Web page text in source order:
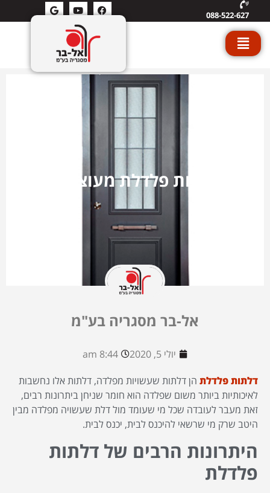
088-522-627
דלתות פלדלת מעוצבות
אל-בר מסגריה בע"מ
יולי 5, 2020
8:44 am
דלתות פלדלת הן דלתות שעשויות מפלדה, דלתות אלו נחשבות
לאיכותיות ביותר משום שפלדה הוא חומר שניחן ביתרונות רבים,
זאת מעבר לעובדה שכל מי שעומד מול דלת שעשויה מפלדה מבין
היטב שרק מי שרשאי להיכנס לבית, יכנס לבית.
היתרונות הרבים של דלתות
פלדלת